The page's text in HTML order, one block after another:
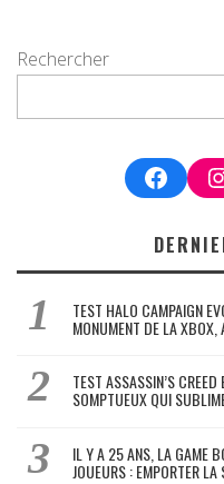
Rechercher
TEST HALO CAMPAIGN
MONUMENT DE LA XBOX,
TEST ASSASSIN’S
SOMPTUEUX QUI
IL Y A 25 ANS, LA GAME
JOUEURS : EMPORTER